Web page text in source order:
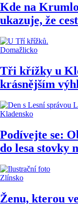
Kde na
ukazuje, že
Domažlicko
Tři křížky u
krásnějším
Kladensko
Podívejte se:
do lesa stovky
Zlínsko
Ženu, kterou